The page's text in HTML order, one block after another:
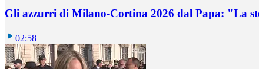
Gli azzurri di Milano-Cortina 2026 dal Papa: "La
02:58